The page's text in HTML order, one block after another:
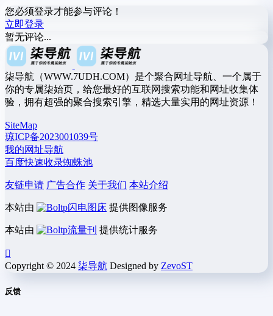
您必须登录才能参与评论！
立即登录
暂无评论...
柒导航（WWW.7UDH.COM）是个聚合网址导航、一个属于
你的专属柒始页，给您最好的互联网搜索功能和网址收集体
验，拥有超强的聚合搜索引擎，精选大量实用的网址资源！
SiteMap
琼ICP备2023001039号
我的网址导航
百度快速收录蜘蛛池
友链申请 广告合作 关于我们 本站介绍
本站由 闪电图床 提供图像服务
本站由 流量刊 提供统计服务
Copyright © 2024 柒导航 Designed by ZevoST
反馈